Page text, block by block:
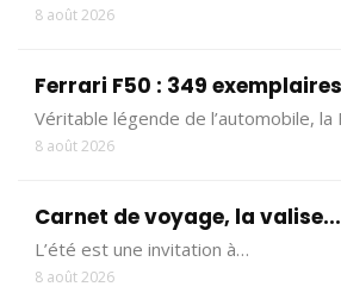
8 août 2026
Ferrari F50 : 349
Véritable légende de l’automobile, la
8 août 2026
Carnet de voyage, la valise...
L’été est une invitation à…
8 août 2026